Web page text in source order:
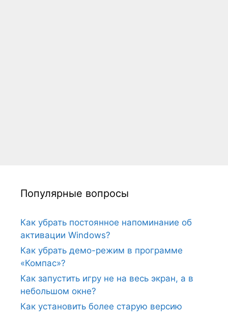
Популярные вопросы
Как убрать постоянное напоминание об
активации Windows?
Как убрать демо-режим в программе
«Компас»?
Как запустить игру не на весь экран, а в
небольшом окне?
Как установить более старую версию